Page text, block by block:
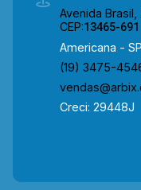
Avenida
CEP:13465-691
Americana - SP
(19) 3475-
Creci: 29448J